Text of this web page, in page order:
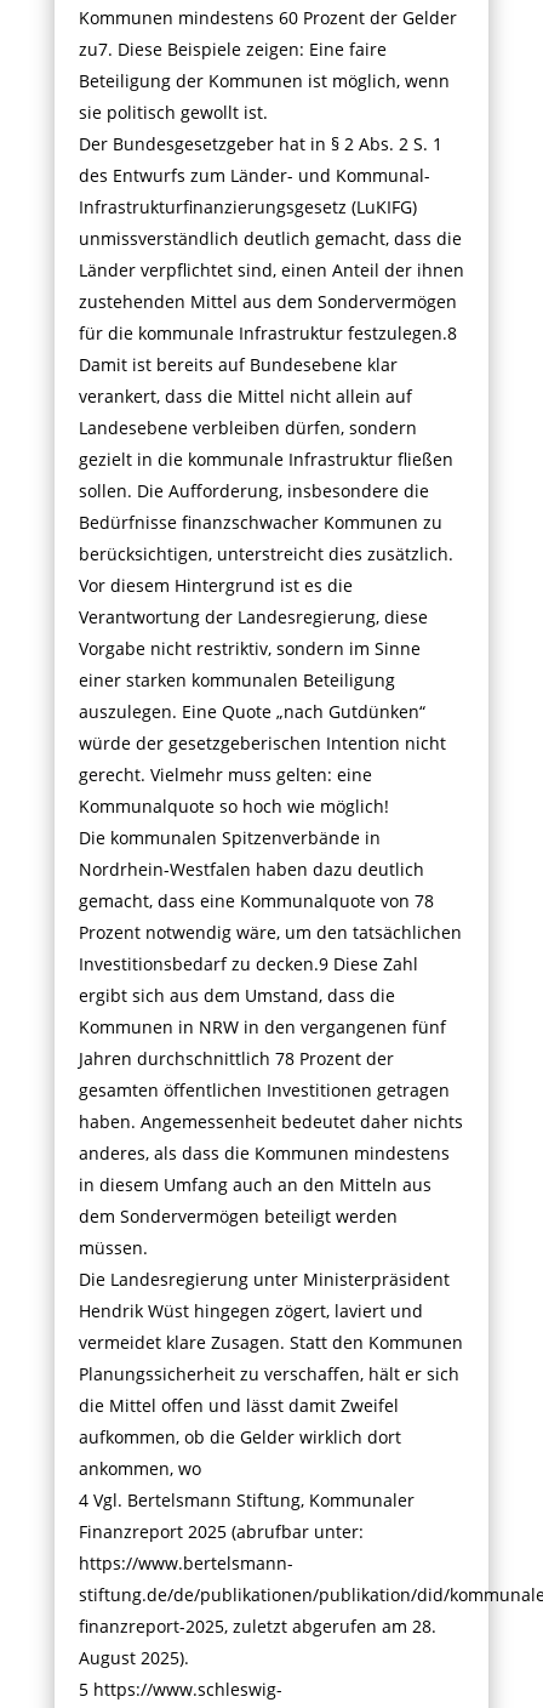
Kommunen mindestens 60 Prozent der Gelder
zu7. Diese Beispiele zeigen: Eine faire
Beteiligung der Kommunen ist möglich, wenn
sie politisch gewollt ist.
Der Bundesgesetzgeber hat in § 2 Abs. 2 S. 1
des Entwurfs zum Länder- und Kommunal-
Infrastrukturfinanzierungsgesetz (LuKIFG)
unmissverständlich deutlich gemacht, dass die
Länder verpflichtet sind, einen Anteil der ihnen
zustehenden Mittel aus dem Sondervermögen
für die kommunale Infrastruktur festzulegen.8
Damit ist bereits auf Bundesebene klar
verankert, dass die Mittel nicht allein auf
Landesebene verbleiben dürfen, sondern
gezielt in die kommunale Infrastruktur fließen
sollen. Die Aufforderung, insbesondere die
Bedürfnisse finanzschwacher Kommunen zu
berücksichtigen, unterstreicht dies zusätzlich.
Vor diesem Hintergrund ist es die
Verantwortung der Landesregierung, diese
Vorgabe nicht restriktiv, sondern im Sinne
einer starken kommunalen Beteiligung
auszulegen. Eine Quote „nach Gutdünken“
würde der gesetzgeberischen Intention nicht
gerecht. Vielmehr muss gelten: eine
Kommunalquote so hoch wie möglich!
Die kommunalen Spitzenverbände in
Nordrhein-Westfalen haben dazu deutlich
gemacht, dass eine Kommunalquote von 78
Prozent notwendig wäre, um den tatsächlichen
Investitionsbedarf zu decken.9 Diese Zahl
ergibt sich aus dem Umstand, dass die
Kommunen in NRW in den vergangenen fünf
Jahren durchschnittlich 78 Prozent der
gesamten öffentlichen Investitionen getragen
haben. Angemessenheit bedeutet daher nichts
anderes, als dass die Kommunen mindestens
in diesem Umfang auch an den Mitteln aus
dem Sondervermögen beteiligt werden
müssen.
Die Landesregierung unter Ministerpräsident
Hendrik Wüst hingegen zögert, laviert und
vermeidet klare Zusagen. Statt den Kommunen
Planungssicherheit zu verschaffen, hält er sich
die Mittel offen und lässt damit Zweifel
aufkommen, ob die Gelder wirklich dort
ankommen, wo
4 Vgl. Bertelsmann Stiftung, Kommunaler
Finanzreport 2025 (abrufbar unter:
https://www.bertelsmann-
stiftung.de/de/publikationen/publikation/did/
finanzreport-2025, zuletzt abgerufen am 28.
August 2025).
5 https://www.schleswig-